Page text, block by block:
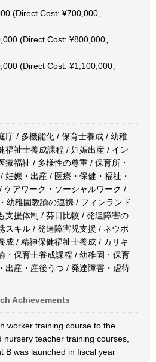
(Direct Cost: ¥700,000、
(Direct Cost: ¥800,000、
(Direct Cost: ¥1,100,000、
庁 / 多機能化 / 保育士養成 / 幼稚
福祉士養成課程 / 妊娠出産 / イン
療福祉 / 多様性の尊重 / 保育所・
妊娠・出産 / 医療・保健・福祉・
ケアワーク・ソーシャルワーク /
幼稚園教諭の連携 / フィンランド
支援体制 / 芬日比較 / 発達障害の
スキル / 発達障害児支援 / ネウボ
成 / 精神保健福祉士養成 / カリキ
・保育士養成課程 / 幼稚園・保育
出産・産後うつ / 発達障害・虐待
Achievements
worker training course to the
teacher training courses,
B was launched in fiscal year